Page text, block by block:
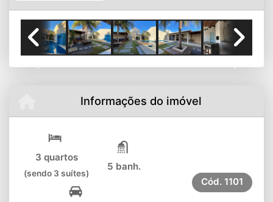
Informações do imóvel
3 quartos
(sendo 3 suítes)
5 banh.
Cód. 1101